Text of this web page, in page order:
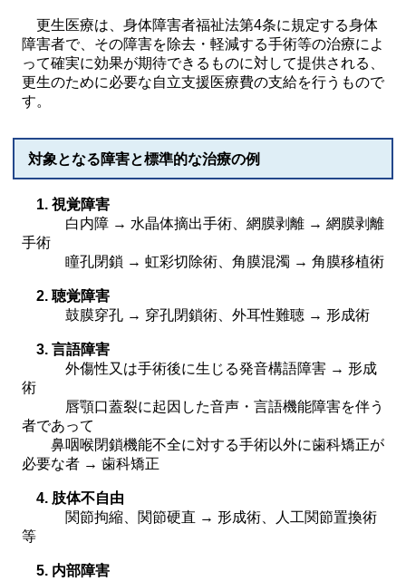
更生医療は、身体障害者福祉法第4条に規定する身体
障害者で、その障害を除去・軽減する手術等の治療によ
って確実に効果が期待できるものに対して提供される、
更生のために必要な自立支援医療費の支給を行うもので
す。
対象となる障害と標準的な治療の例
1. 視覚障害
白内障 → 水晶体摘出手術、網膜剥離 → 網膜剥離
手術
瞳孔閉鎖 → 虹彩切除術、角膜混濁 → 角膜移植術
2. 聴覚障害
鼓膜穿孔 → 穿孔閉鎖術、外耳性難聴 → 形成術
3. 言語障害
外傷性又は手術後に生じる発音構語障害 → 形成
術
唇顎口蓋裂に起因した音声・言語機能障害を伴う
者であって
鼻咽喉閉鎖機能不全に対する手術以外に歯科矯正が
必要な者 → 歯科矯正
4. 肢体不自由
関節拘縮、関節硬直 → 形成術、人工関節置換術
等
5. 内部障害